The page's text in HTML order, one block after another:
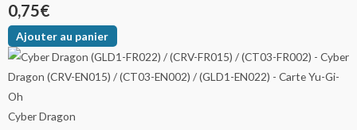
0,75€
Ajouter au panier
Cyber Dragon